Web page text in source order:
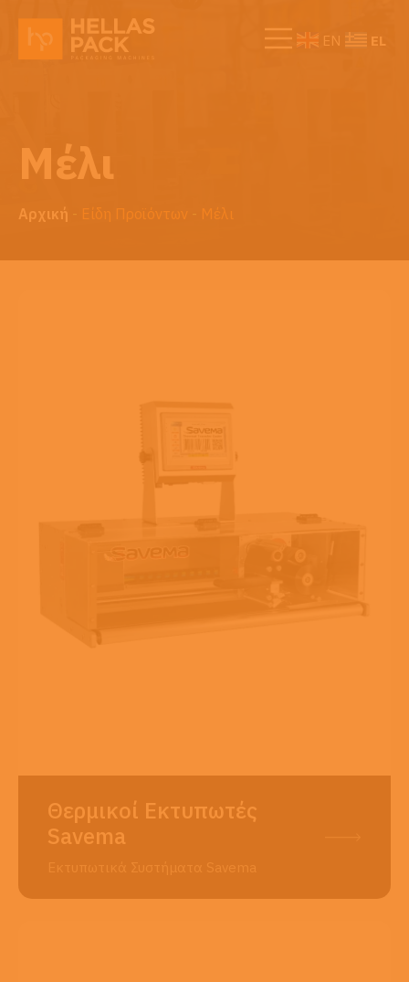
EN EL
Μέλι
Αρχική - Είδη Προϊόντων - Μέλι
Θερμικοί Εκτυπωτές
Savema